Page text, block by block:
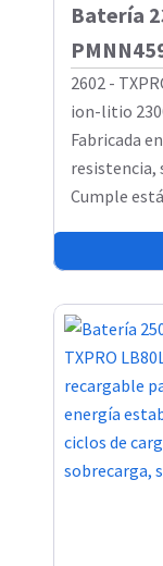
Batería
2602 -
ion-litio
Fabricada
resistencia,
Cumple